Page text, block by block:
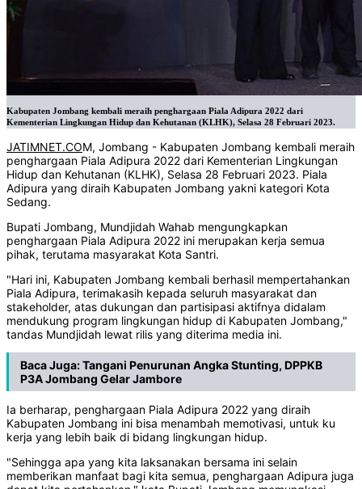
Kabupaten Jombang kembali meraih penghargaan Piala Adipura 2022 dari
Kementerian Lingkungan Hidup dan Kehutanan (KLHK), Selasa 28 Februari 2023.
JATIMNET.COM, Jombang - Kabupaten Jombang kembali meraih
penghargaan Piala Adipura 2022 dari Kementerian Lingkungan
Hidup dan Kehutanan (KLHK), Selasa 28 Februari 2023. Piala
Adipura yang diraih Kabupaten Jombang yakni kategori Kota
Sedang.
Bupati Jombang, Mundjidah Wahab mengungkapkan
penghargaan Piala Adipura 2022 ini merupakan kerja semua
pihak, terutama masyarakat Kota Santri.
"Hari ini, Kabupaten Jombang kembali berhasil mempertahankan
Piala Adipura, terimakasih kepada seluruh masyarakat dan
stakeholder, atas dukungan dan partisipasi aktifnya didalam
mendukung program lingkungan hidup di Kabupaten Jombang,"
tandas Mundjidah lewat rilis yang diterima media ini.
Baca Juga:Tangani Penurunan Angka Stunting, DPPKB
P3A Jombang Gelar Jambore
Ia berharap, penghargaan Piala Adipura 2022 yang diraih
Kabupaten Jombang ini bisa menambah memotivasi, untuk ku
kerja yang lebih baik di bidang lingkungan hidup.
"Sehingga apa yang kita laksanakan bersama ini selain
memberikan manfaat bagi kita semua, penghargaan Adipura juga